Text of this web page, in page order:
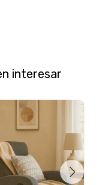
interesar